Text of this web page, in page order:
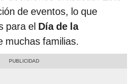
de eventos, lo que
para el Día de la
muchas familias.